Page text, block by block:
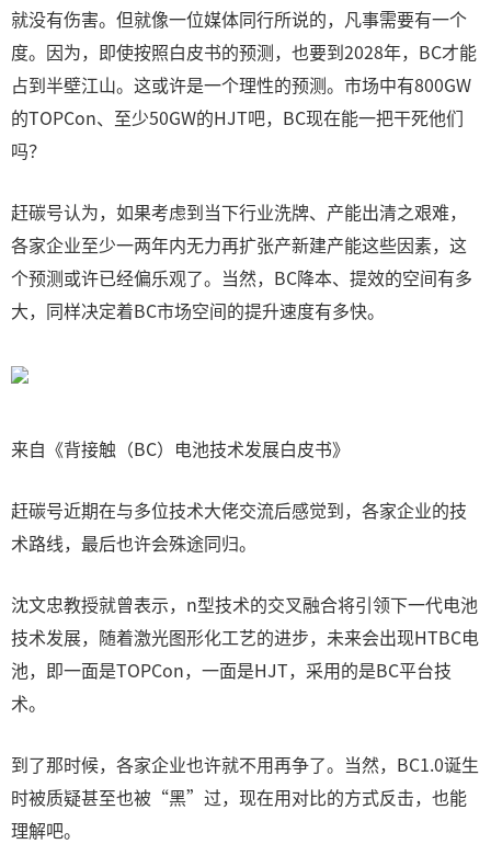
就没有伤害。但就像一位媒体同行所说的，凡事需要有一个
度。因为，即使按照白皮书的预测，也要到2028年，BC才能
占到半壁江山。这或许是一个理性的预测。市场中有800GW
的TOPCon、至少50GW的HJT吧，BC现在能一把干死他们
吗？
赶碳号认为，如果考虑到当下行业洗牌、产能出清之艰难，
各家企业至少一两年内无力再扩张产新建产能这些因素，这
个预测或许已经偏乐观了。当然，BC降本、提效的空间有多
大，同样决定着BC市场空间的提升速度有多快。
来自《背接触（BC）电池技术发展白皮书》
赶碳号近期在与多位技术大佬交流后感觉到，各家企业的技
术路线，最后也许会殊途同归。
沈文忠教授就曾表示，n型技术的交叉融合将引领下一代电池
技术发展，随着激光图形化工艺的进步，未来会出现HTBC电
池，即一面是TOPCon，一面是HJT，采用的是BC平台技
术。
到了那时候，各家企业也许就不用再争了。当然，BC1.0诞生
时被质疑甚至也被“黑”过，现在用对比的方式反击，也能
理解吧。